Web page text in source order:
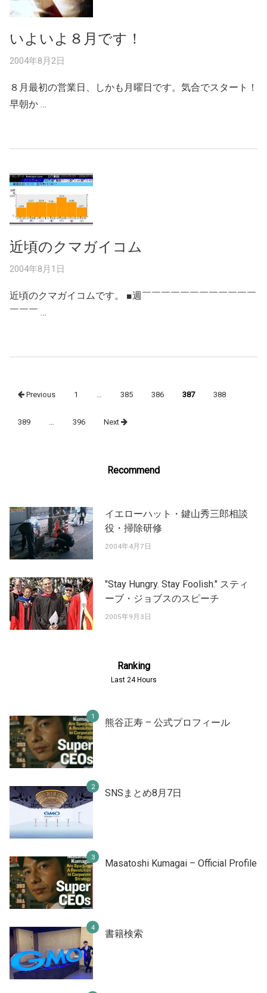
いよいよ８月です！
2004年8月2日
８月最初の営業日、しかも月曜日です。気合でスタート！
早朝か …
近頃のクマガイコム
2004年8月1日
近頃のクマガイコムです。 ■週￣￣￣￣￣￣￣￣￣￣￣￣
￣￣￣ …
navigation
Previous 1 385 386 387 388
389 396 Next
Recommend
イエローハット・鍵山秀三郎相談
役・掃除研修
2004年4月7日
"Stay Hungry. Stay Foolish." スティ
ーブ・ジョブスのスピーチ
2005年9月3日
Ranking
Last 24 Hours
熊谷正寿 – 公式プロフィール
SNSまとめ8月7日
Masatoshi Kumagai – Official Profile
書籍検索